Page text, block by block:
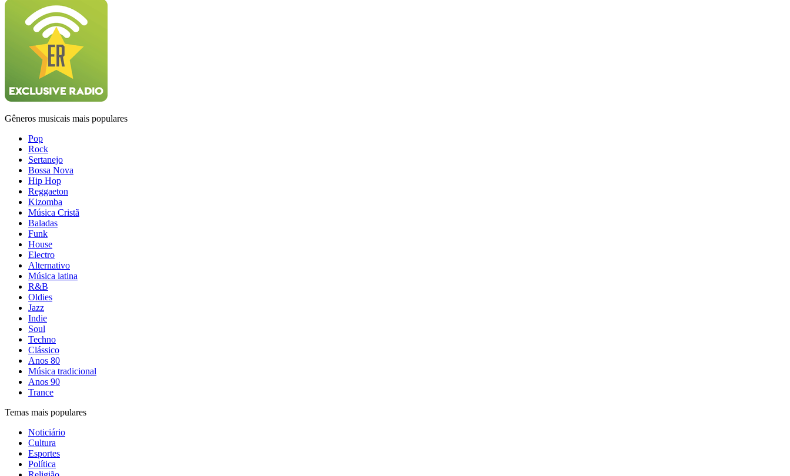
Gêneros musicais mais populares
Pop
Rock
Sertanejo
Bossa Nova
Hip Hop
Reggaeton
Kizomba
Música Cristã
Baladas
Funk
House
Electro
Alternativo
Música latina
R&B
Oldies
Jazz
Indie
Soul
Techno
Clássico
Anos 80
Música tradicional
Anos 90
Trance
Temas mais populares
Noticiário
Cultura
Esportes
Política